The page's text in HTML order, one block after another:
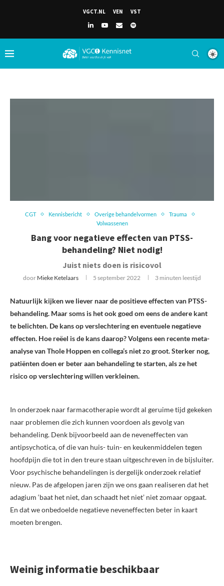
VGCT.NL VEN VST
CGT Kennisbericht Overige behandelvormen
Trauma
Volwassenen
Bang voor negatieve effecten van PTSS-
behandeling? Niet nodig!
Juist niets doen is risicovol
door Mieke Ketelaars 5 september 2022 3 minuten leestijd
Natuurlijk kijken we liever naar de positieve effecten van PTSS-
behandeling. Maar soms is het ook goed om eens de andere kant
te belichten. De kans op verslechtering en eventuele negatieve
effecten. Hoe reëel is de kans daarop? Volgens een recente meta-
analyse van Thole Hoppen en collega’s niet zo groot. Sterker nog,
patiënten doen er beter aan behandeling te starten, als ze het
risico op verslechtering willen verkleinen.
In onderzoek naar farmacotherapie wordt al geruime tijd gekeken
naar problemen die zich kunnen voordoen als gevolg van
behandeling. Denk bijvoorbeeld aan de neveneffecten van
antipsychotica, of die van huis- tuin- en keukenmiddelen tegen
hoofdpijn die tot in den treure staan uitgeschreven in de bijsluiter.
Voor psychische behandelingen is dergelijk onderzoek relatief
nieuw. Pas de afgelopen jaren zijn we ons gaan realiseren dat het
adagium ‘baat het niet, dan schaadt het niet’ niet zomaar opgaat.
En dat we onbedoelde negatieve neveneffecten beter in kaart
moeten brengen.
Weinig informatie beschikbaar